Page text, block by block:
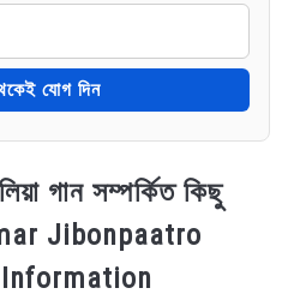
যোগ দিন
গান সম্পর্কিত কিছু
Jibonpaatro